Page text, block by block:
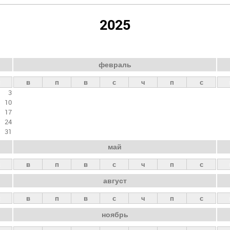
2025
3
10
17
24
31
февраль
в п в с ч п с
май
в п в с ч п с
август
в п в с ч п с
ноябрь